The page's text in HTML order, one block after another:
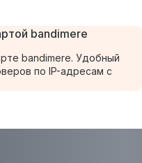
bandimere
bandimere. Удобный
по IP-адресам с